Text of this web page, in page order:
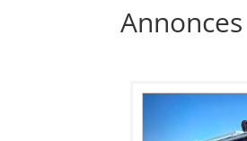
Annonces